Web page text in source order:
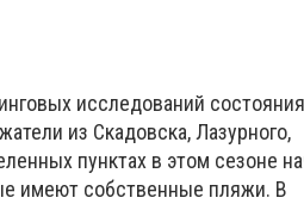
исследований
из Скадовска, Лазурного,
пунктах в этом сезоне
имеют собственные пляжи. В